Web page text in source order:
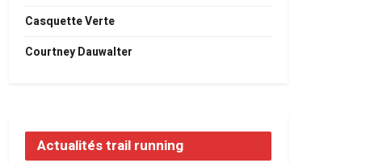
Casquette Verte
Courtney Dauwalter
Actualités trail running